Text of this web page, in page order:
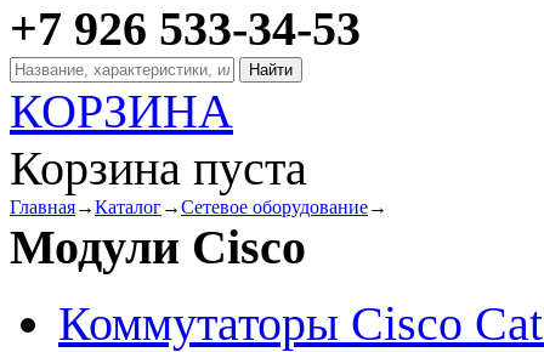
+7 926 533-34-53
КОРЗИНА
Корзина пуста
Главная→Каталог→Сетевое оборудование→
Модули Cisco
Коммутаторы Cisco